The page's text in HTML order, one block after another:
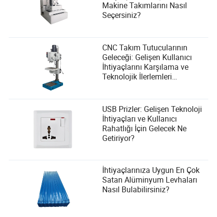
Makine Takımlarını Nasıl
Seçersiniz?
CNC Takım Tutucularının
Geleceği: Gelişen Kullanıcı
İhtiyaçlarını Karşılama ve
Teknolojik İlerlemleri
USB Prizler: Gelişen Teknoloji
İhtiyaçları ve Kullanıcı
Rahatlığı İçin Gelecek Ne
Getiriyor?
İhtiyaçlarınıza Uygun En Çok
Satan Alüminyum Levhaları
Nasıl Bulabilirsiniz?